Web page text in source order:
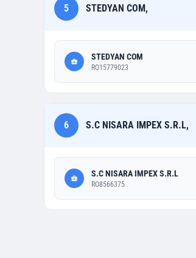
5 STEDYAN COM,
STEDYAN COM
RO15779023
6 S.C NISARA IMPEX S.R.L,
S.C NISARA IMPEX S.R.L
RO8566375